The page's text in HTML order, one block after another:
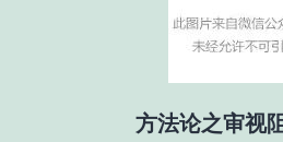
方法论之审视